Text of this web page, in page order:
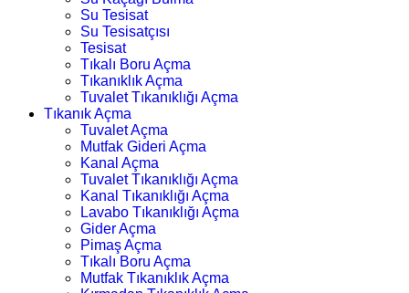
Su Tesisat
Su Tesisatçısı
Tesisat
Tıkalı Boru Açma
Tıkanıklık Açma
Tuvalet Tıkanıklığı Açma
Tıkanık Açma
Tuvalet Açma
Mutfak Gideri Açma
Kanal Açma
Tuvalet Tıkanıklığı Açma
Kanal Tıkanıklığı Açma
Lavabo Tıkanıklığı Açma
Gider Açma
Pimaş Açma
Tıkalı Boru Açma
Mutfak Tıkanıklık Açma